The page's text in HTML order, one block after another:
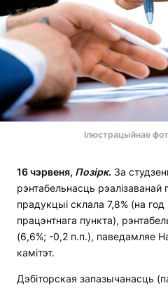
Ілюстрацыйнае
16 чэрвеня, Позірк. За
рэнтабельнасць
прадукцыі склала 7,8% (на
працэнтнага пункта),
(6,6%; -0,2 п.п.), паведамляе
камітэт.
Дэбіторская запазычанасць